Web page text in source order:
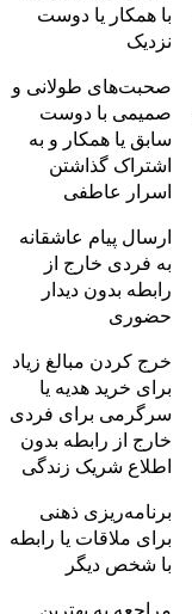
با همکار یا دوست
نزدیک
صحبت‌های طولانی و
صمیمی با دوست
سابق یا همکار و به
اشتراک گذاشتن
اسرار عاطفی
ارسال پیام عاشقانه
به فردی خارج از
رابطه بدون دیدار
حضوری
خرج کردن مبالغ زیاد
برای خرید هدیه یا
سرگرمی برای فردی
خارج از رابطه بدون
اطلاع شریک زندگی
برنامه‌ریزی ذهنی
برای ملاقات یا رابطه
با شخص دیگر
مراجعه به بهترین